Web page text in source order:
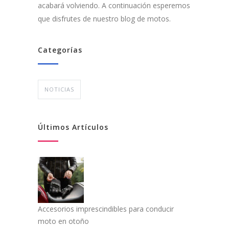
acabará volviendo. A continuación esperemos
que disfrutes de nuestro blog de motos.
Categorías
NOTICIAS
Últimos Artículos
Accesorios imprescindibles para conducir
moto en otoño